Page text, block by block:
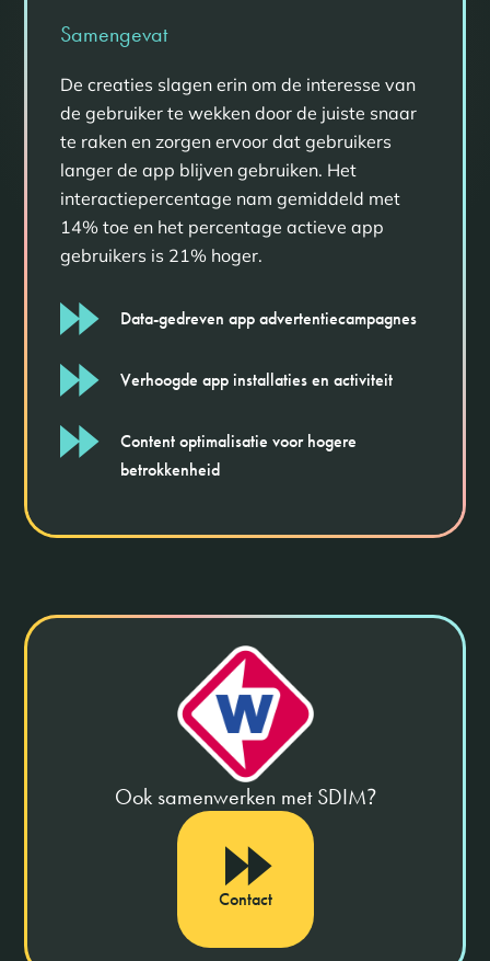
Samengevat
De creaties slagen erin om de interesse van
de gebruiker te wekken door de juiste snaar
te raken en zorgen ervoor dat gebruikers
langer de app blijven gebruiken. Het
interactiepercentage nam gemiddeld met
14% toe en het percentage actieve app
gebruikers is 21% hoger.
Data-gedreven app advertentiecampagnes
Verhoogde app installaties en activiteit
Content optimalisatie voor hogere
betrokkenheid
Ook samenwerken met SDIM?
Contact